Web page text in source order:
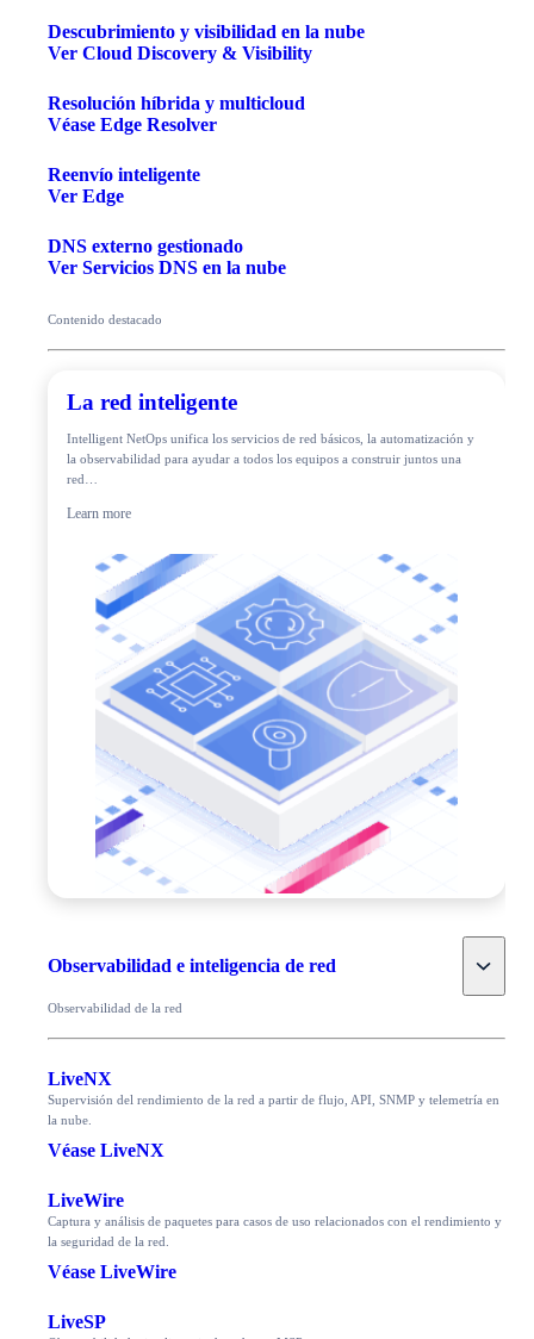
Descubrimiento y visibilidad en la nube
Ver Cloud Discovery & Visibility
Resolución híbrida y multicloud
Véase Edge Resolver
Reenvío inteligente
Ver Edge
DNS externo gestionado
Ver Servicios DNS en la nube
Contenido destacado
La red inteligente
Intelligent NetOps unifica los servicios de red básicos, la automatización y
la observabilidad para ayudar a todos los equipos a construir juntos una
red…
Learn more
Observabilidad e inteligencia de red Toggle
Observabilidad de la red
LiveNX
Supervisión del rendimiento de la red a partir de flujo, API, SNMP y telemetría en
la nube.
Véase LiveNX
LiveWire
Captura y análisis de paquetes para casos de uso relacionados con el rendimiento y
la seguridad de la red.
Véase LiveWire
LiveSP